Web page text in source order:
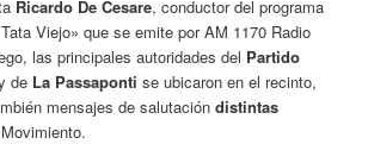
Ricardo De Cesare, conductor del programa
Viejo» que se emite por AM 1170 Radio
las principales autoridades del Partido
de La Passaponti se ubicaron en el recinto,
mensajes de salutacióndistintas